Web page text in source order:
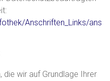
Anschriften_Links/ans
die wir auf Grundlage Ihrer